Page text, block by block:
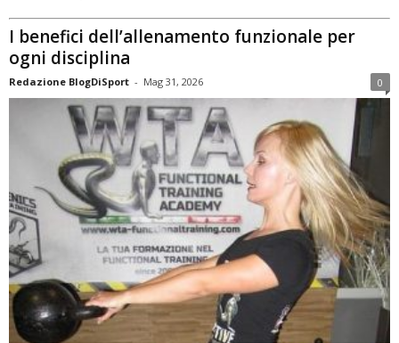
I benefici dell’allenamento funzionale per
ogni disciplina
Redazione BlogDiSport - Mag 31, 2026 0